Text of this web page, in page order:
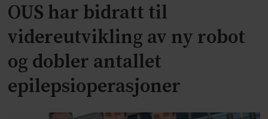
OUS har bidratt til
videreutvikling av ny robot
og dobler antallet
epilepsioperasjoner